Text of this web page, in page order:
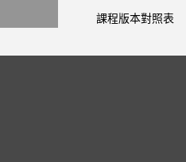
課程版本對照表